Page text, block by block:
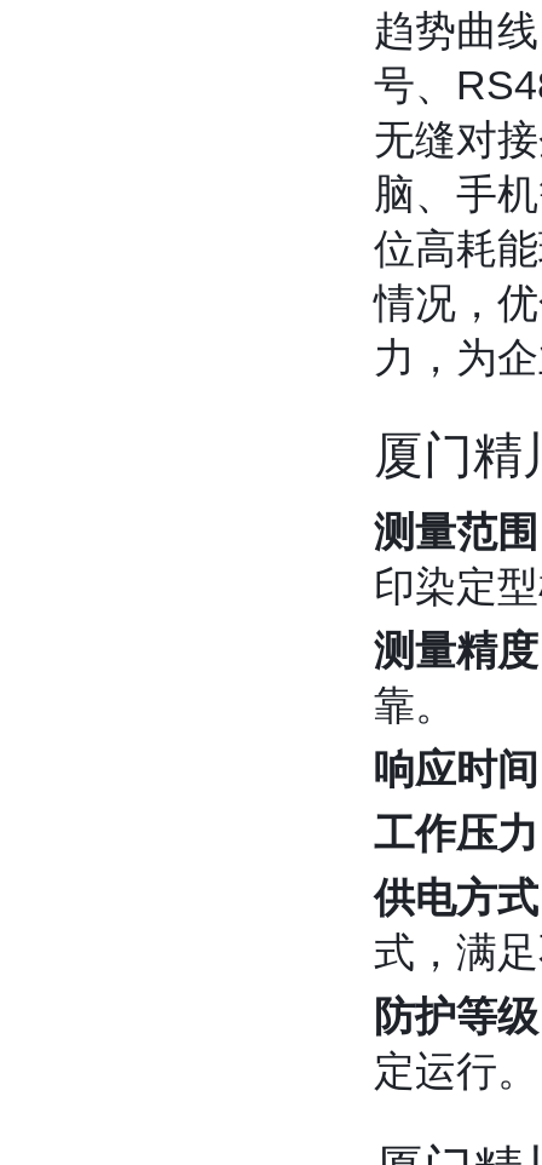
趋势曲
号、
无缝对
脑、手
位高耗
情况，
力，为
厦门精
测量范围
印染定
测量精度
靠。
响应时间
工作压力
供电方式
式，满
防护等级
定运行。